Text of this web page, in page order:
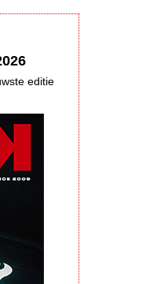
editie